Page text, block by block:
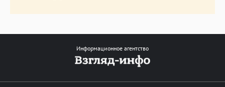
Информационное агентство